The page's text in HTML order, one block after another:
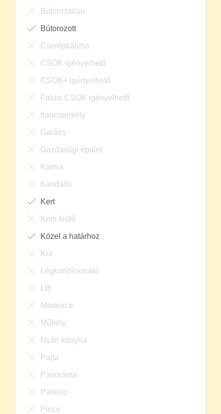
Bútorozatlan
Bútorozott
Cserépkályha
CSOK igényelhető
CSOK+ igényelhető
Falusi CSOK igényelhető
franciaerkély
Garázs
Gazdasági épület
Kamra
Kandalló
Kert
Kerti kiülő
Közel a határhoz
Kút
Légkondícionáló
Lift
Medence
Műhely
Nyári konyha
Pajta
Panoráma
Parkoló
Pince